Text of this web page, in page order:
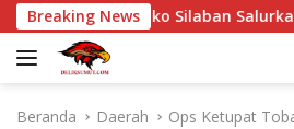
a
Breaking News
Dr Eriko Silaban Salurkan
Beranda Daerah
Ops Ketupat